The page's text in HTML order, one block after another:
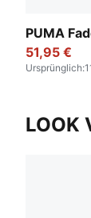
PUMA
51,95 €
Ursprünglich:
LOOK